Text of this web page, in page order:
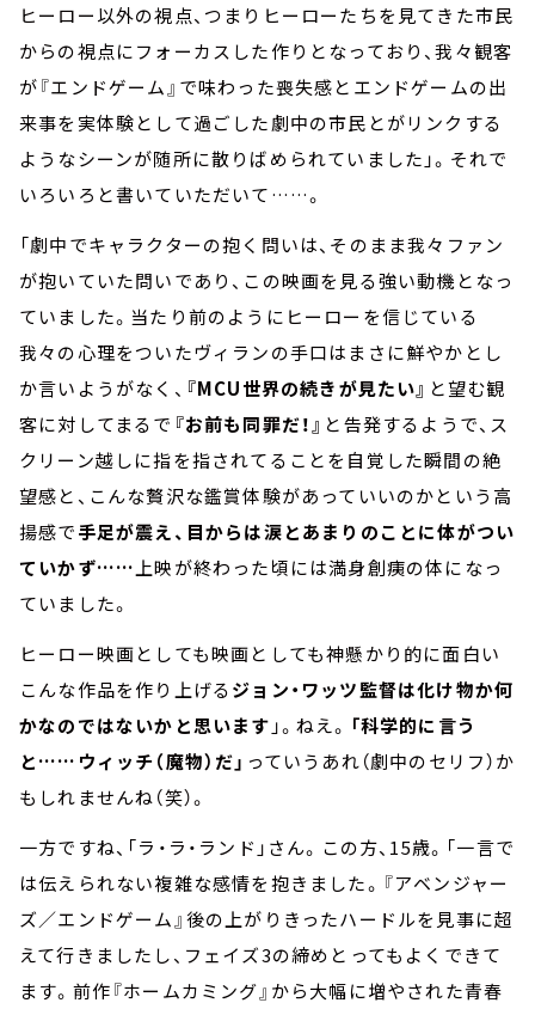
ヒーロー以外の視点、つまりヒーローたちを見てきた市民
からの視点にフォーカスした作りとなっており、我々観客
が『エンドゲーム』で味わった喪失感とエンドゲームの出
来事を実体験として過ごした劇中の市民とがリンクする
ようなシーンが随所に散りばめられていました」。それで
いろいろと書いていただいて……。
「劇中でキャラクターの抱く問いは、そのまま我々ファン
が抱いていた問いであり、この映画を見る強い動機となっ
ていました。当たり前のようにヒーローを信じている
我々の心理をついたヴィランの手口はまさに鮮やかとし
か言いようがなく、 『MCU世界の続きが見たい』 と望む観
客に対してまるで 『お前も同罪だ！』 と告発するようで、ス
クリーン越しに指を指されてることを自覚した瞬間の絶
望感と、こんな贅沢な鑑賞体験があっていいのかという高
揚感で手足が震え、目からは涙とあまりのことに体がつい
ていかず…… 上映が終わった頃には満身創痍の体になっ
ていました。
ヒーロー映画としても映画としても神懸かり的に面白い
こんな作品を作り上げるジョン・ワッツ監督は化け物か何
かなのではないかと思います 」。ねえ。 「科学的に言う
と……ウィッチ（魔物）だ」 っていうあれ（劇中のセリフ）か
もしれませんね（笑）。
一方ですね、「ラ・ラ・ランド」さん。この方、15歳。「一言で
は伝えられない複雑な感情を抱きました。『アベンジャー
ズ／エンドゲーム』後の上がりきったハードルを見事に超
えて行きましたし、フェイズ3の締めとってもよくできて
ます。前作『ホームカミング』から大幅に増やされた青春